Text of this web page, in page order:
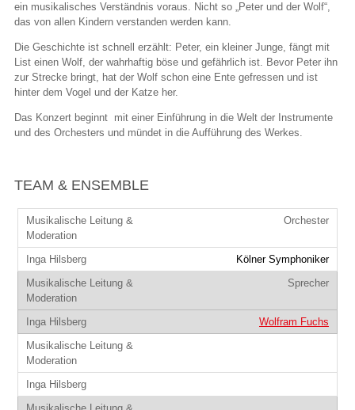
ein musikalisches Verständnis voraus. Nicht so „Peter und der Wolf“,
das von allen Kindern verstanden werden kann.
Die Geschichte ist schnell erzählt: Peter, ein kleiner Junge, fängt mit
List einen Wolf, der wahrhaftig böse und gefährlich ist. Bevor Peter ihn
zur Strecke bringt, hat der Wolf schon eine Ente gefressen und ist
hinter dem Vogel und der Katze her.
Das Konzert beginnt mit einer Einführung in die Welt der Instrumente
und des Orchesters und mündet in die Aufführung des Werkes.
TEAM & ENSEMBLE
Orchester
Kölner Symphoniker
Sprecher
Wolfram Fuchs